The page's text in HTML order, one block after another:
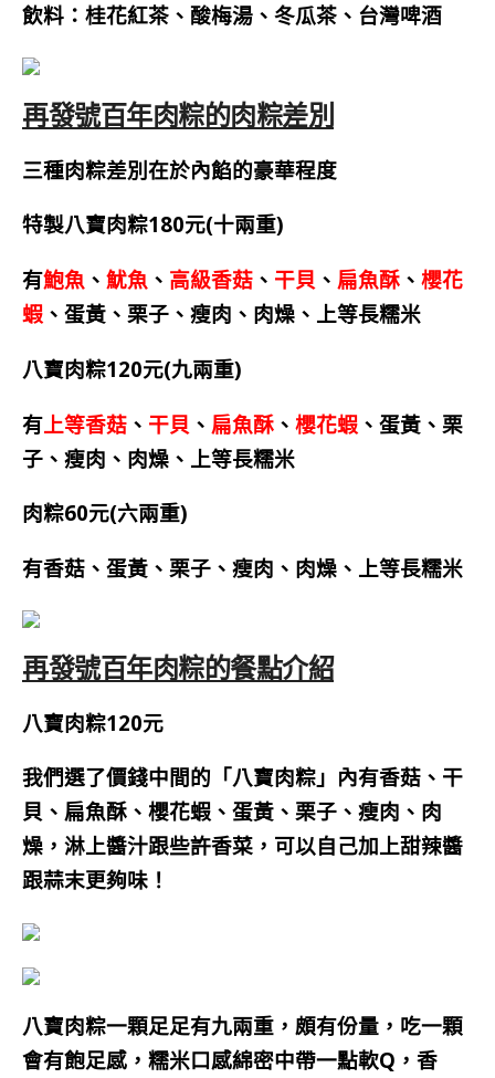
飲料：桂花紅茶、酸梅湯、冬瓜茶、台灣啤酒
再發號百年肉粽的肉粽差別
三種肉粽差別在於內餡的豪華程度
特製八寶肉粽180元(十兩重)
有鮑魚 、 魷魚 、 高級香菇 、 干貝 、 扁魚酥 、 櫻花
蝦 、蛋黃、栗子、瘦肉、肉燥、上等長糯米
八寶肉粽120元(九兩重)
有上等香菇 、 干貝 、 扁魚酥 、 櫻花蝦 、蛋黃、栗
子、瘦肉、肉燥、上等長糯米
肉粽60元(六兩重)
有香菇、蛋黃、栗子、瘦肉、肉燥、上等長糯米
再發號百年肉粽的餐點介紹
八寶肉粽120元
我們選了價錢中間的「八寶肉粽」內有香菇、干
貝、扁魚酥、櫻花蝦、蛋黃、栗子、瘦肉、肉
燥，淋上醬汁跟些許香菜，可以自己加上甜辣醬
跟蒜末更夠味！
八寶肉粽一顆足足有九兩重，頗有份量，吃一顆
會有飽足感，糯米口感綿密中帶一點軟Q，香